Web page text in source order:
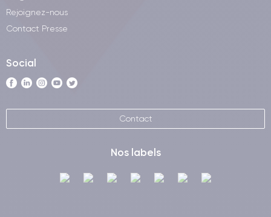
Rejoignez-nous
Contact Presse
Social
Contact
Nos labels